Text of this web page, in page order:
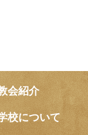
会紹介
校について